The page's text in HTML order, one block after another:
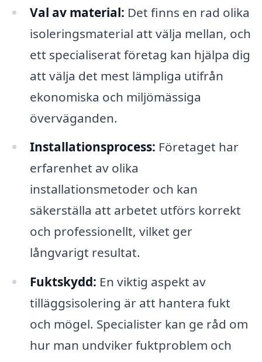
Val av material: Det finns en rad olika
isoleringsmaterial att välja mellan, och
ett specialiserat företag kan hjälpa dig
att välja det mest lämpliga utifrån
ekonomiska och miljömässiga
överväganden.
Installationsprocess: Företaget har
erfarenhet av olika
installationsmetoder och kan
säkerställa att arbetet utförs korrekt
och professionellt, vilket ger
långvarigt resultat.
Fuktskydd: En viktig aspekt av
tilläggsisolering är att hantera fukt
och mögel. Specialister kan ge råd om
hur man undviker fuktproblem och